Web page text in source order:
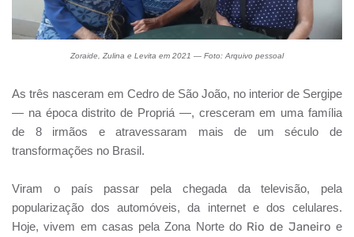
Zoraide, Zulina e Levita em 2021 — Foto: Arquivo pessoal
As três nasceram em Cedro de São João, no interior de Sergipe
— na época distrito de Propriá —, cresceram em uma família
de 8 irmãos e atravessaram mais de um século de
transformações no Brasil.
Viram o país passar pela chegada da televisão, pela
popularização dos automóveis, da internet e dos celulares.
Hoje, vivem em casas pela Zona Norte do Rio de Janeiro e